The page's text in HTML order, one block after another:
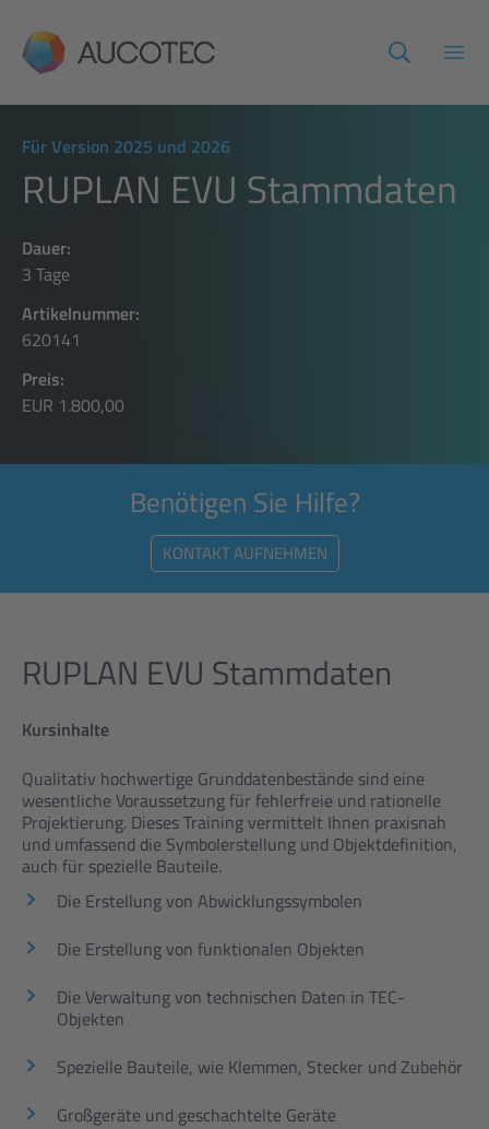
AUCOTEC
Für Version 2025 und 2026
RUPLAN EVU Stammdaten
Dauer:
3 Tage
Artikelnummer:
620141
Preis:
EUR 1.800,00
Benötigen Sie Hilfe?
KONTAKT AUFNEHMEN
RUPLAN EVU Stammdaten
Kursinhalte
Qualitativ hochwertige Grunddatenbestände sind eine
wesentliche Voraussetzung für fehlerfreie und rationelle
Projektierung. Dieses Training vermittelt Ihnen praxisnah
und umfassend die Symbolerstellung und Objektdefinition,
auch für spezielle Bauteile.
Die Erstellung von Abwicklungssymbolen
Die Erstellung von funktionalen Objekten
Die Verwaltung von technischen Daten in TEC-
Objekten
Spezielle Bauteile, wie Klemmen, Stecker und Zubehör
Großgeräte und geschachtelte Geräte